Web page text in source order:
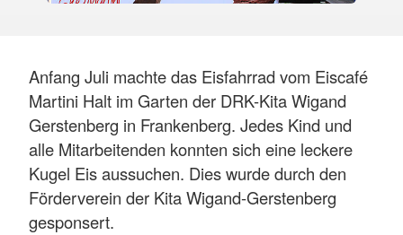
Anfang Juli machte das Eisfahrrad vom Eiscafé
Martini Halt im Garten der DRK-Kita Wigand
Gerstenberg in Frankenberg. Jedes Kind und
alle Mitarbeitenden konnten sich eine leckere
Kugel Eis aussuchen. Dies wurde durch den
Förderverein der Kita Wigand-Gerstenberg
gesponsert.